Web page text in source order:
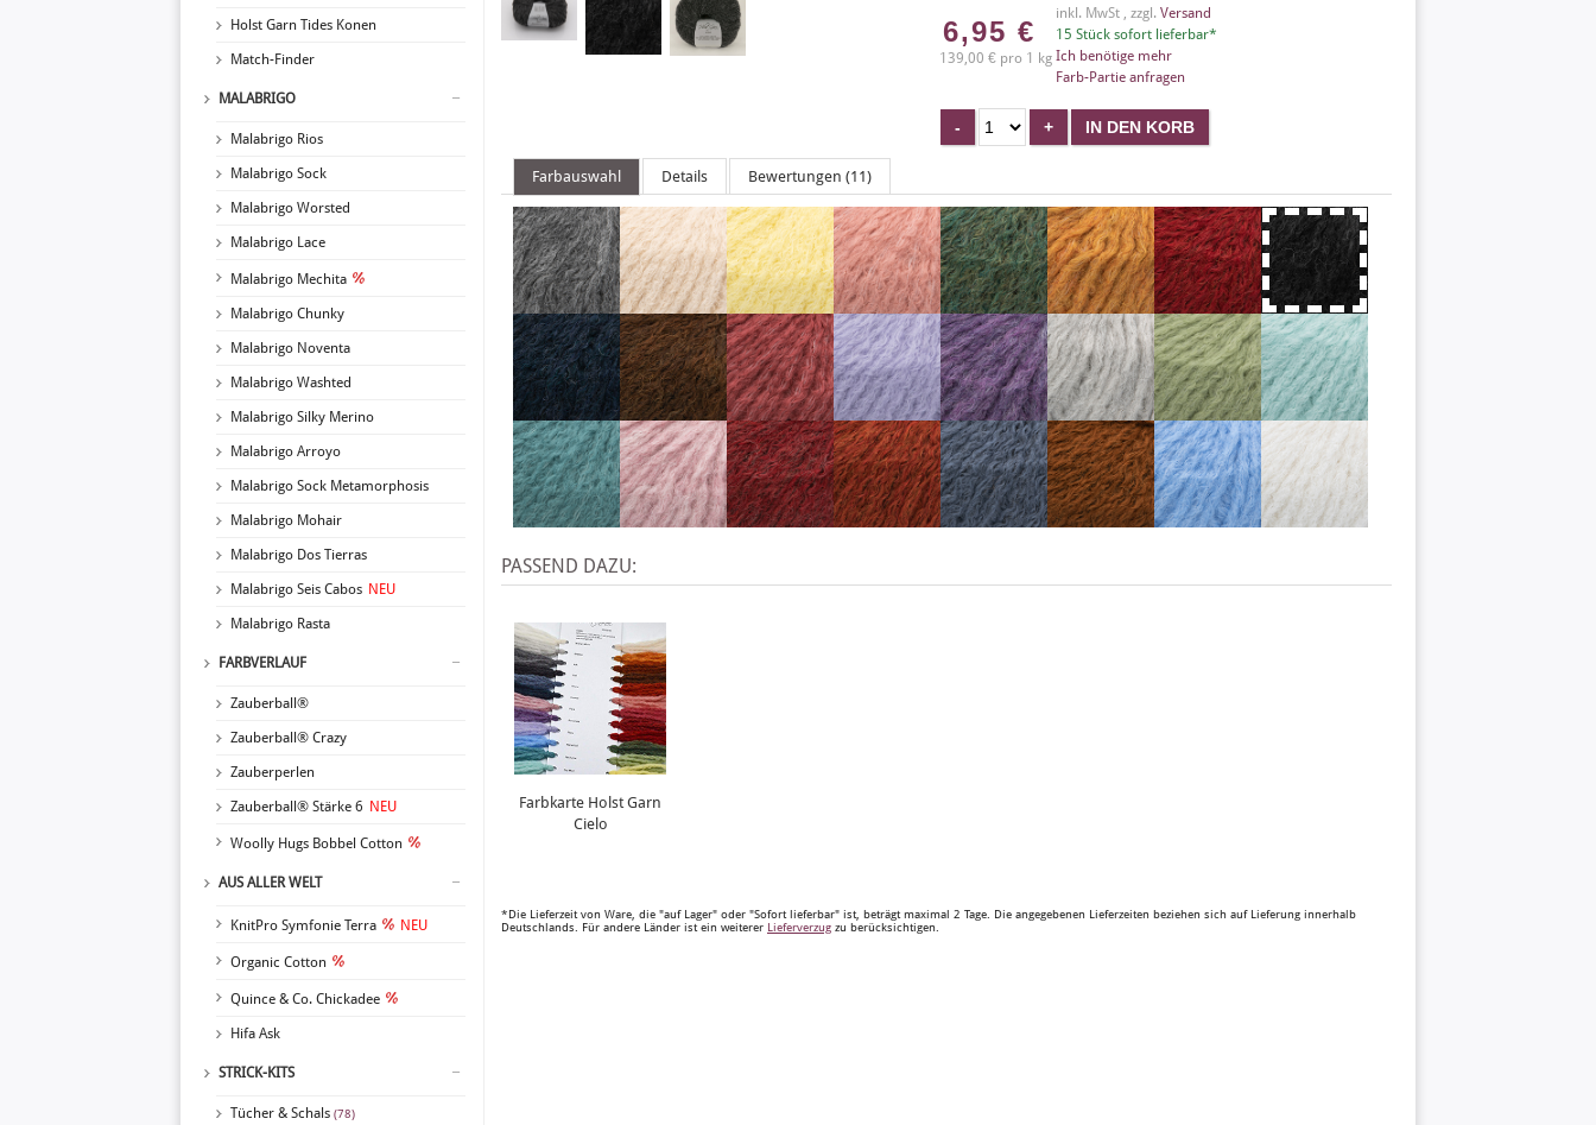
Holst Garn Tides Konen
Match-Finder
MALABRIGO
Malabrigo Rios
Malabrigo Sock
Malabrigo Worsted
Malabrigo Lace
Malabrigo Mechita
Malabrigo Chunky
Malabrigo Noventa
Malabrigo Washted
Malabrigo Silky Merino
Malabrigo Arroyo
Malabrigo Sock Metamorphosis
Malabrigo Mohair
Malabrigo Dos Tierras
Malabrigo Seis Cabos NEU
Malabrigo Rasta
FARBVERLAUF
Zauberball®
Zauberball® Crazy
Zauberperlen
Zauberball® Stärke 6 NEU
Woolly Hugs Bobbel Cotton
AUS ALLER WELT
KnitPro Symfonie Terra NEU
Organic Cotton
Quince & Co. Chickadee
Hifa Ask
STRICK-KITS
Tücher & Schals (78)
6,95 €
139,00 € pro 1 kg
inkl. MwSt , zzgl. Versand
15 Stück sofort lieferbar*
Ich benötige mehr
Farb-Partie anfragen
Farbauswahl Details Bewertungen (11)
PASSEND DAZU:
Farbkarte Holst Garn
Cielo
*Die Lieferzeit von Ware, die "auf Lager" oder "Sofort lieferbar" ist, beträgt maximal 2 Tage. Die angegebenen Lieferzeiten beziehen sich auf Lieferung innerhalb
Deutschlands. Für andere Länder ist ein weiterer Lieferverzug zu berücksichtigen.